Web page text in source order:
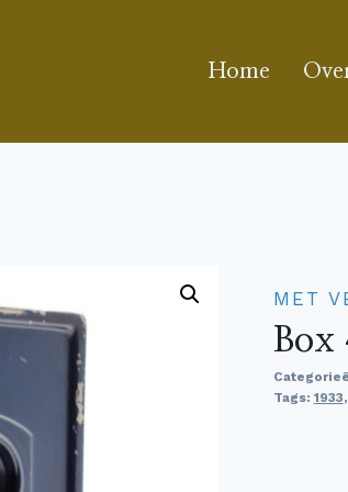
Home
MET
Box
Tags: 1933,